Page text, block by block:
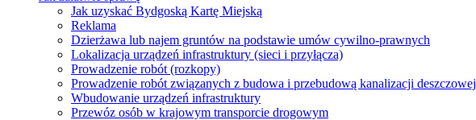
Jak uzyskać Bydgoską Kartę Miejską
Reklama
Dzierżawa lub najem gruntów na podstawie umów cywilno-prawnych
Lokalizacja urządzeń infrastruktury (sieci i przyłącza)
Prowadzenie robót (rozkopy)
Prowadzenie robót związanych z budowa i przebudową kanalizacji deszczowej
Wbudowanie urządzeń infrastruktury
Przewóz osób w krajowym transporcie drogowym